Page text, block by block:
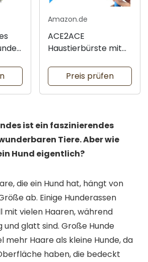
Amazon.de
ACE2ACE
Haustierbürste mit
Reinigungssystem
Preis prüfen
ist ein faszinierendes
Tiere. Aber wie
Hund eigentlich?
die ein Hund hat, hängt von
ab. Einige Hunderassen
mit vielen Haaren, während
und glatt sind. Große Hunde
mehr Haare als kleine Hunde, da
haben, die bedeckt